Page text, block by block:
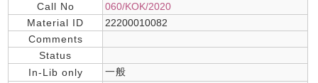
Call No
060/KOK/2020
Material ID
22200010082
Comments
Status
In-Lib only
一般